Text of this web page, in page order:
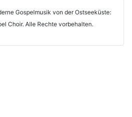
Gospelmusik von der Ostseeküste:
Choir. Alle Rechte vorbehalten.